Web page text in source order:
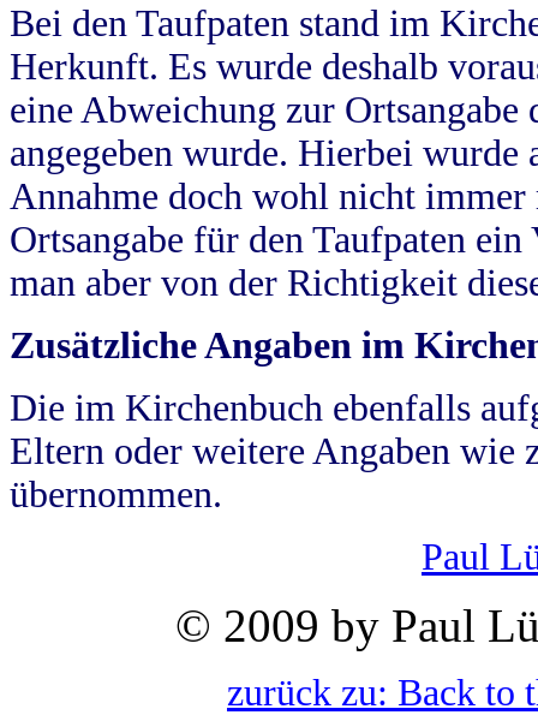
Bei den Taufpaten stand im
Herkunft. Es wurde deshalb
eine Abweichung zur
angegeben wurde. Hierbei wurde
Annahme doch wohl nicht
Ortsangabe für den Taufpaten
man aber von der Richtigkeit
Zusätzliche Angaben im
Die im Kirchenbuch ebenfalls
Eltern oder weitere Angaben wie
übernommen.
Paul
© 2009 by Paul
zurück zu: Back to